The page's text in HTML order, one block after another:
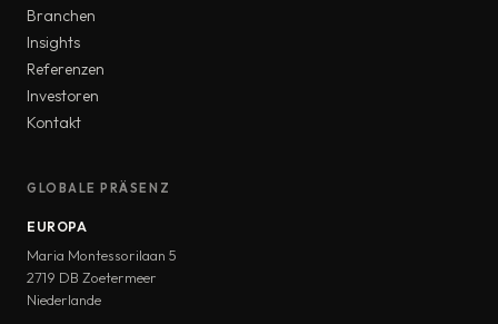
Branchen
Insights
Referenzen
Investoren
Kontakt
GLOBALE PRÄSENZ
EUROPA
Maria Montessorilaan 5
2719 DB Zoetermeer
Niederlande